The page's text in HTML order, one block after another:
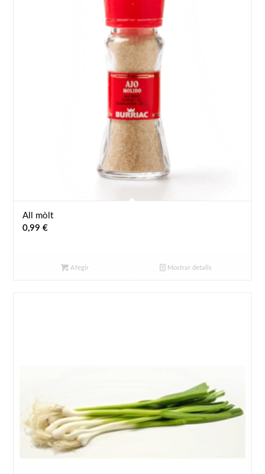
All mòlt
0,99€
Afegir Mostrar detalls